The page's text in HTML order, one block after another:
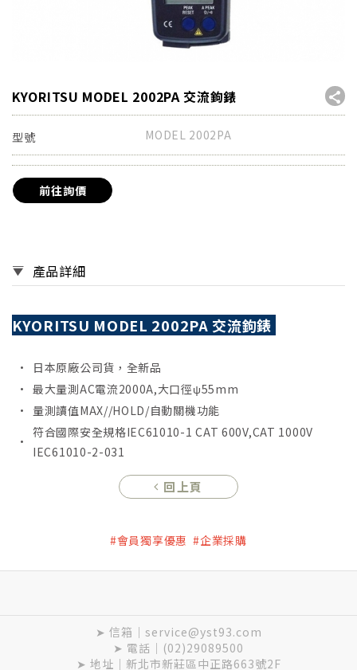
KYORITSU MODEL 2002PA 交流鉤錶
型號 MODEL 2002PA
前往詢價
產品詳細
KYORITSU MODEL 2002PA 交流鉤錶
•
日本原廠公司貨，全新品
• 最大量測AC電流2000A,大口徑ψ55mm
•
量測讀值MAX//HOLD/自動關機功能
•
符合國際安全規格IEC61010-1 CAT 600V,CAT 1000V
IEC61010-2-031
回上頁
#會員獨享優惠 #企業採購
➤ 信箱｜service@yst93.com
➤ 電話｜(02)29089500
➤ 地址｜新北市新莊區中正路663號2F